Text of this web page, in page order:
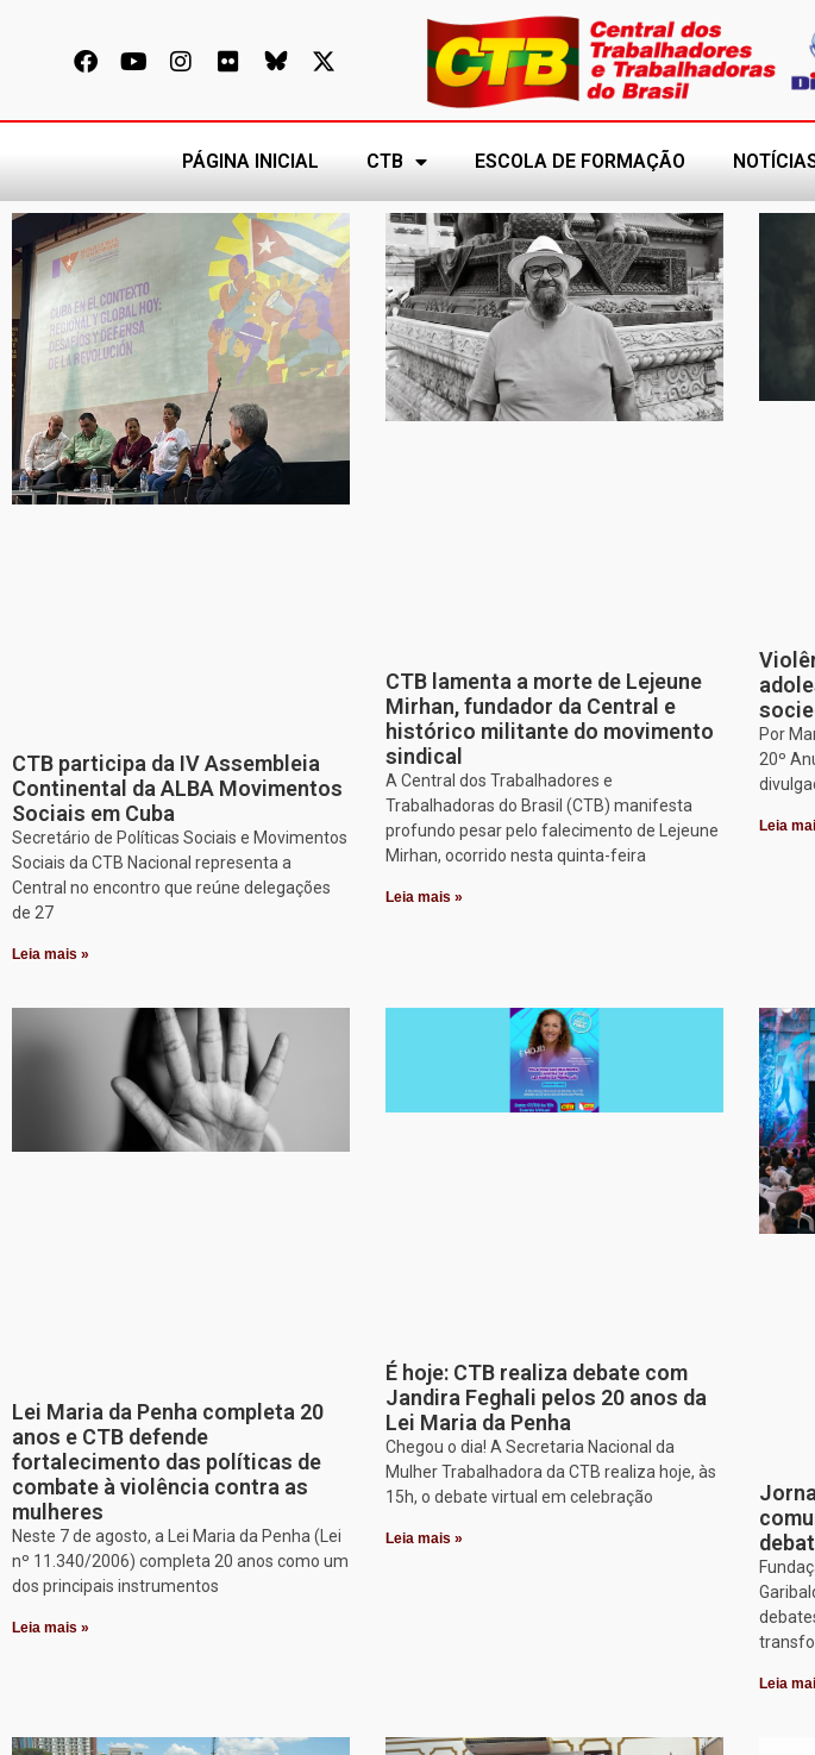
PÁGINA INICIAL CTB ESCOLA DE FORMAÇÃO
CTB participa da IV Assembleia
Continental da ALBA Movimentos
Sociais em Cuba
Secretário de Políticas Sociais e Movimentos
Sociais da CTB Nacional representa a
Central no encontro que reúne delegações
de 27
Leia mais »
CTB lamenta a morte de Lejeune
Mirhan, fundador da Central e
histórico militante do movimento
sindical
A Central dos Trabalhadores e
Trabalhadoras do Brasil (CTB) manifesta
profundo pesar pelo falecimento de Lejeune
Mirhan, ocorrido nesta quinta-feira
Leia mais »
Por
20º
Leia
Lei Maria da Penha completa 20
anos e CTB defende
fortalecimento das políticas de
combate à violência contra as
mulheres
Neste 7 de agosto, a Lei Maria da Penha (Lei
nº 11.340/2006) completa 20 anos como um
dos principais instrumentos
Leia mais »
É hoje: CTB realiza debate com
Jandira Feghali pelos 20 anos da
Lei Maria da Penha
Chegou o dia! A Secretaria Nacional da
Mulher Trabalhadora da CTB realiza hoje, às
15h, o debate virtual em celebração
Leia mais »
Leia